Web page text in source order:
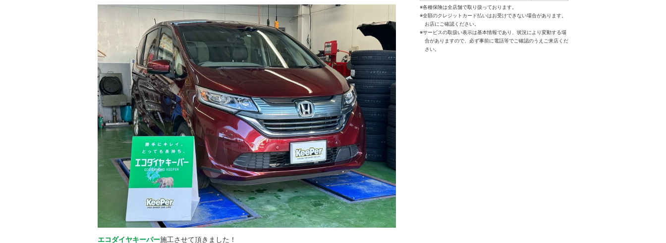
エコダイヤキーパー施工させて頂きました！
※各種保険は全店舗で取り扱っております。
※全額のクレジットカード払いはお受けできない場合があります。
お店にご確認ください。
※サービスの取扱い表示は基本情報であり、状況により変動する場
合がありますので、必ず事前に電話等でご確認のうえご来店くだ
さい。